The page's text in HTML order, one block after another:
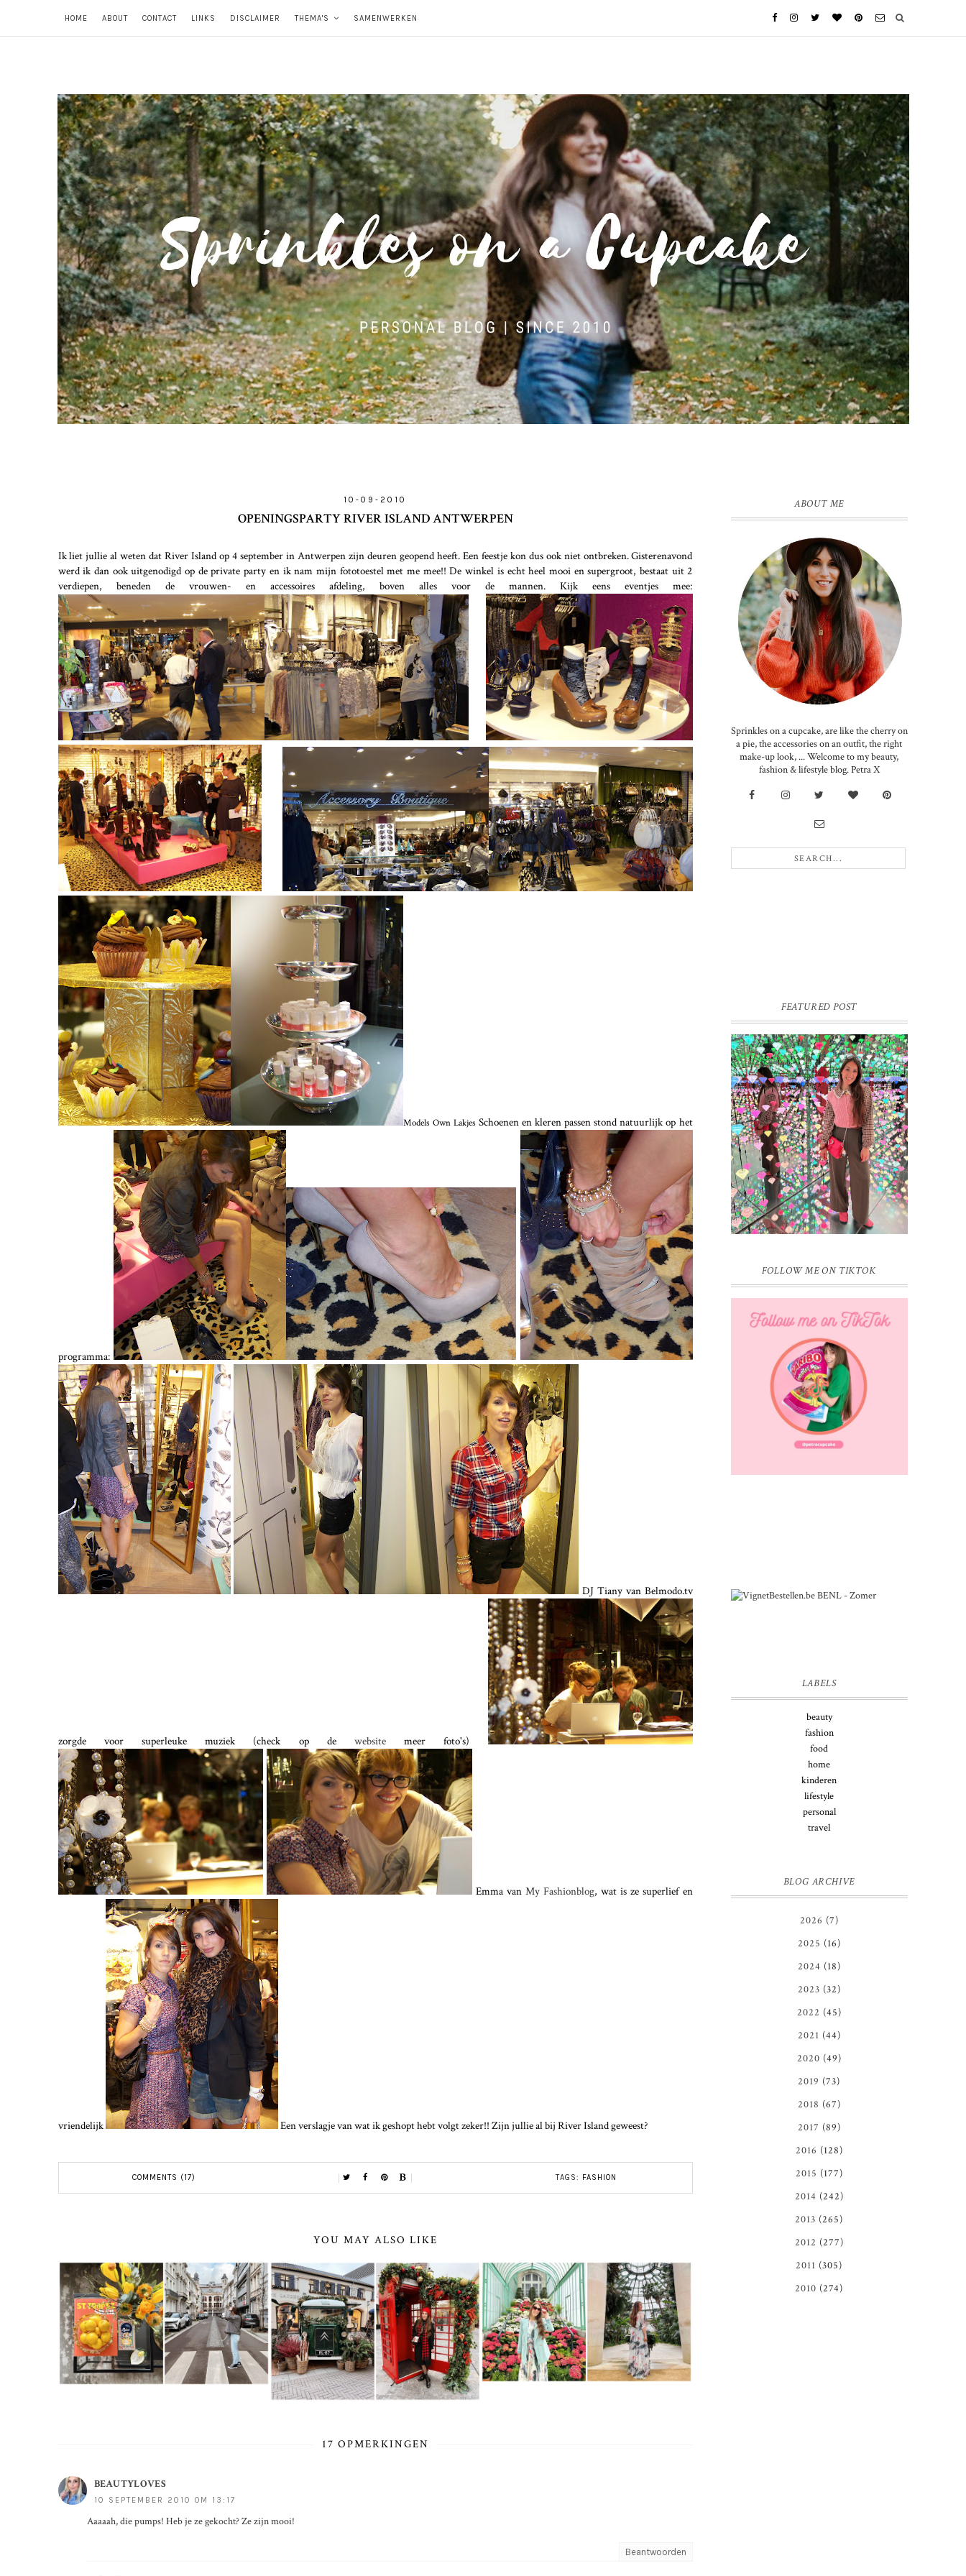
HOME ABOUT CONTACT LINKS DISCLAIMER THEMA'S SAMENWERKEN
10-09-2010
OPENINGSPARTY RIVER ISLAND ANTWERPEN
Ik liet jullie al weten dat River Island op 4 september in Antwerpen zijn deuren geopend heeft. Een feestje kon dus ook niet ontbreken. Gisterenavond
werd ik dan ook uitgenodigd op de private party en ik nam mijn fototoestel met me mee!! De winkel is echt heel mooi en supergroot, bestaat uit 2
verdiepen, beneden de vrouwen- en accessoires afdeling, boven alles voor de mannen. Kijk eens eventjes mee:
Models Own LakjesSchoenen en kleren passen stond natuurlijk op het
programma:
DJ Tiany van Belmodo.tv
zorgde voor superleuke muziek (check op de websitemeer foto's)
Emma van My Fashionblog, wat is ze superlief en
vriendelijk Een verslagje van wat ik geshopt hebt volgt zeker!! Zijn jullie al bij River Island geweest?
COMMENTS (17) TAGS: FASHION
YOU MAY ALSO LIKE
17 OPMERKINGEN
BEAUTYLOVES
10 SEPTEMBER 2010 OM 13:17
Aaaaah, die pumps! Heb je ze gekocht? Ze zijn mooi!
Beantwoorden
ABOUT ME
Sprinkles on a cupcake, are like the cherry on
a pie, the accessories on an outfit, the right
make-up look, ... Welcome to my beauty,
fashion & lifestyle blog. Petra X
FEATURED POST
16 JAAR SPRINKLES ON A
CUPCAKE
Vandaag is het weer zo’n moment waarop
ik even bewust op de pauzeknop duw, want
Sprinkles on a Cupcake bestaat 16 jaar.
Zestien. Dat blijft ...
FOLLOW ME ON TIKTOK
LABELS
beauty
fashion
food
home
kinderen
lifestyle
personal
travel
BLOG ARCHIVE
2026 (7)
2025 (16)
2024 (18)
2023 (32)
2022 (45)
2021 (44)
2020 (49)
2019 (73)
2018 (67)
2017 (89)
2016 (128)
2015 (177)
2014 (242)
2013 (265)
2012 (277)
2011 (305)
2010 (274)